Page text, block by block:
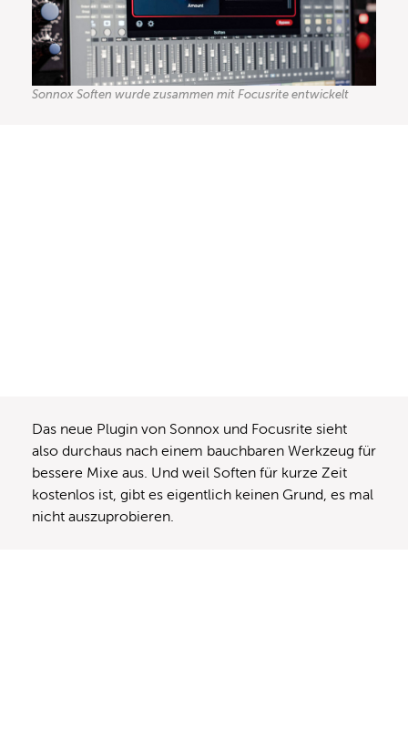
Sonnox Soften wurde zusammen mit Focusrite entwickelt
Das neue Plugin von Sonnox und Focusrite sieht
also durchaus nach einem bauchbaren Werkzeug für
bessere Mixe aus. Und weil Soften für kurze Zeit
kostenlos ist, gibt es eigentlich keinen Grund, es mal
nicht auszuprobieren.